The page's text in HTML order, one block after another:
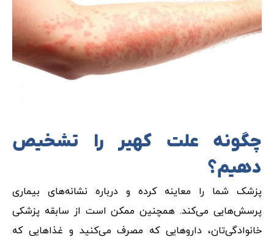
چگونه علت کهیر را تشخیص
دهیم؟
پزشک شما را معاینه کرده و درباره نشانه‌های بیماری
پرسش‌هایی می‌کند. همچنین ممکن است از سابقه پزشکی
خانوادگی‌تان، داروهایی که مصرف می‌کنید و غذاهایی که